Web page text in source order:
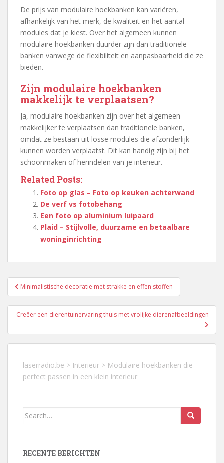
De prijs van modulaire hoekbanken kan variëren,
afhankelijk van het merk, de kwaliteit en het aantal
modules dat je kiest. Over het algemeen kunnen
modulaire hoekbanken duurder zijn dan traditionele
banken vanwege de flexibiliteit en aanpasbaarheid die ze
bieden.
Zijn modulaire hoekbanken
makkelijk te verplaatsen?
Ja, modulaire hoekbanken zijn over het algemeen
makkelijker te verplaatsen dan traditionele banken,
omdat ze bestaan uit losse modules die afzonderlijk
kunnen worden verplaatst. Dit kan handig zijn bij het
schoonmaken of herindelen van je interieur.
Related Posts:
Foto op glas – Foto op keuken achterwand
De verf vs fotobehang
Een foto op aluminium luipaard
Plaid – Stijlvolle, duurzame en betaalbare
woninginrichting
Berichtnavigatie
Minimalistische decoratie met strakke en effen stoffen
Creëer een dierentuinervaring thuis met vrolijke dierenafbeeldingen
laserradio.be > Interieur > Modulaire hoekbanken die
perfect passen in een klein interieur
Search
RECENTE BERICHTEN